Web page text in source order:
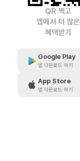
QR 찍고
앱에서 더 많은
혜택받기
Google Play
앱 다운로드 하기
App Store
앱 다운로드 하기